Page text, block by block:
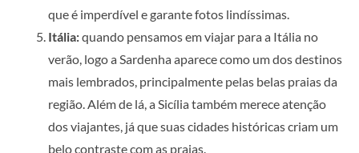
que é imperdível e garante fotos lindíssimas.
Itália:quando pensamos em viajar para a Itália no
verão, logo a Sardenha aparece como um dos destinos
mais lembrados, principalmente pelas belas praias da
região. Além de lá, a Sicília também merece atenção
dos viajantes, já que suas cidades históricas criam um
belo contraste com as praias.